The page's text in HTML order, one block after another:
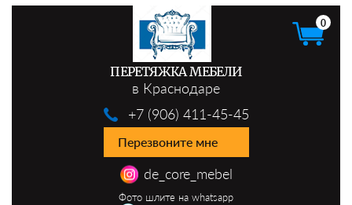
ПЕРЕТЯЖКА МЕБЕЛИ
в Краснодаре
de_core_mebel
Фото шлите на whatsapp
+7 (906) 411-45-45
Перезвоните мне
0